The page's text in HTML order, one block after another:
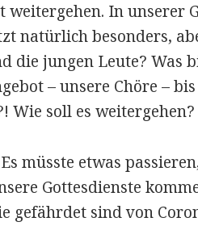
weitergehen. In unserer
natürlich besonders,
die jungen Leute? Was
– unsere Chöre –
Wie soll es weitergehen?
müsste etwas
Gottesdienste
gefährdet sind von